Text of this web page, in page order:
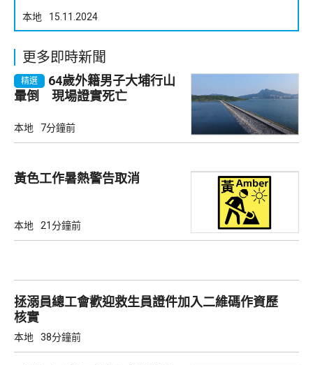
本地 15.11.2024
更多即時新聞
精選
64歲外籍男子大埔行山
暈倒 現場證實死亡
本地 7分鐘前
黃色工作暑熱警告取消
本地 21分鐘前
拯溺員總工會歡迎救生員證件加入二維碼作資歷
核實
本地 38分鐘前